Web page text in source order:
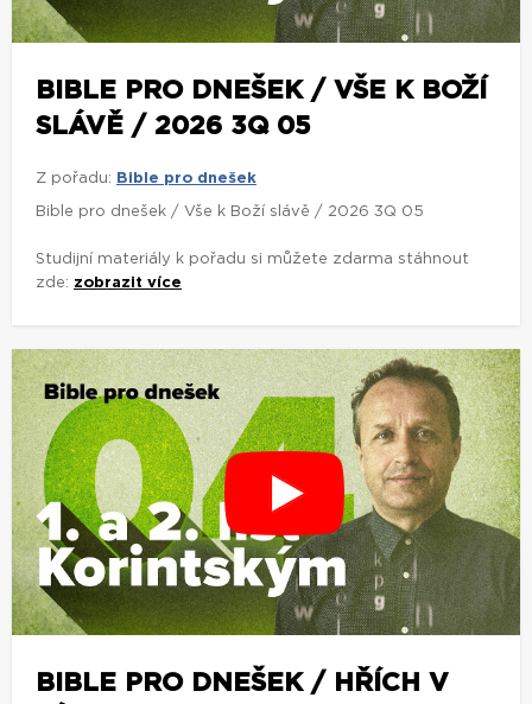
BIBLE PRO DNEŠEK / VŠE K BOŽÍ
SLÁVĚ / 2026 3Q 05
Z pořadu: Bible pro dnešek
Bible pro dnešek / Vše k Boží slávě / 2026 3Q 05
Studijní materiály k pořadu si můžete zdarma stáhnout
zde: zobrazit více
BIBLE PRO DNEŠEK / HŘÍCH V